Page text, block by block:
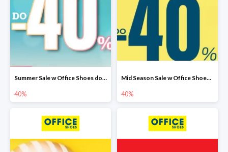
Summer Sale w Office Shoes do -40%
40%
Mid Season Sale w Office Shoes do -40%
40%